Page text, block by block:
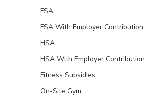
FSA
FSA With Employer Contribution
HSA
HSA With Employer Contribution
Fitness Subsidies
On-Site Gym